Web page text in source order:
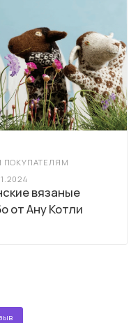
ПОКУПАТЕЛЯМ
вязаные
от Ану Котли